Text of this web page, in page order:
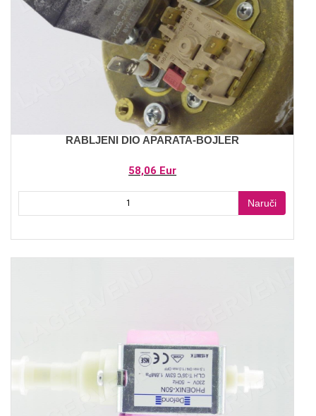
RABLJENI DIO APARATA-BOJLER
58,06 Eur
Naruči